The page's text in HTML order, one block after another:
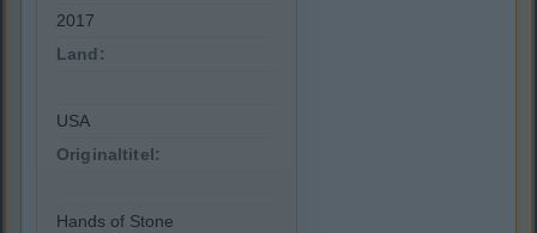
2017
Land:
USA
Originaltitel:
Hands of Stone